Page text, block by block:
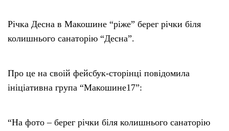
Річка Десна в Макошине “ріже” берег річки біля
колишнього санаторію “Десна”.
Про це на своій фейсбук-сторінці повідомила
ініціативна група “Макошине17”:
“На фото – берег річки біля колишнього санаторію